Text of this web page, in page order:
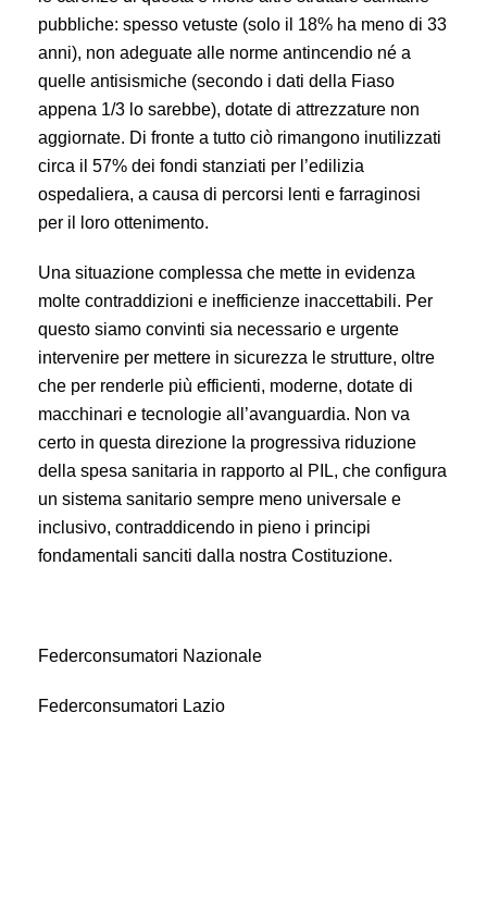
pubbliche: spesso vetuste (solo il 18% ha meno di 33
anni), non adeguate alle norme antincendio né a
quelle antisismiche (secondo i dati della Fiaso
appena 1/3 lo sarebbe), dotate di attrezzature non
aggiornate. Di fronte a tutto ciò rimangono inutilizzati
circa il 57% dei fondi stanziati per l’edilizia
ospedaliera, a causa di percorsi lenti e farraginosi
per il loro ottenimento.
Una situazione complessa che mette in evidenza
molte contraddizioni e inefficienze inaccettabili. Per
questo siamo convinti sia necessario e urgente
intervenire per mettere in sicurezza le strutture, oltre
che per renderle più efficienti, moderne, dotate di
macchinari e tecnologie all’avanguardia. Non va
certo in questa direzione la progressiva riduzione
della spesa sanitaria in rapporto al PIL, che configura
un sistema sanitario sempre meno universale e
inclusivo, contraddicendo in pieno i principi
fondamentali sanciti dalla nostra Costituzione.
Federconsumatori Nazionale
Federconsumatori Lazio